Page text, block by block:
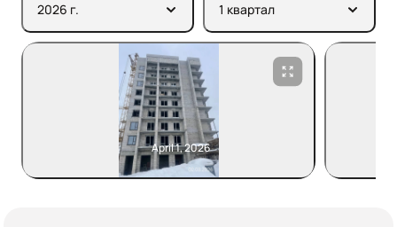
2026 г. 1 квартал
April 1, 2026